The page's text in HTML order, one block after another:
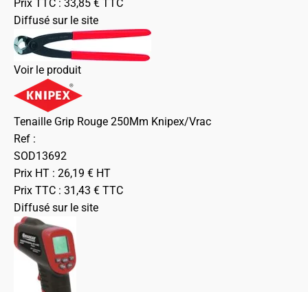
Prix TTC : 33,85 € TTC
Diffusé sur le site
Voir le produit
Tenaille Grip Rouge 250Mm Knipex/Vrac
Ref :
SOD13692
Prix HT : 26,19 € HT
Prix TTC : 31,43 € TTC
Diffusé sur le site